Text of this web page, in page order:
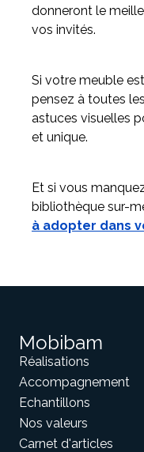
donneront le
vos invités.
Si votre meuble
pensez à toutes
astuces visuelles
et unique.
Et si vous
bibliothèque sur-
à adopter dans
Mobibam
Réalisations
Accompagnement
Echantillons
Nos valeurs
Carnet d'articles